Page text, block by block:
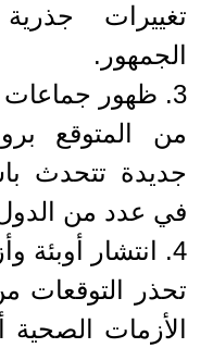
تغييرات
الجمهور.
3. ظهور جماعات وطوائف دينية جديدة
من المتوقع
جديدة تتحدث
في عدد من
4. انتشار أوبئة وأزمات صحية عالمية
تحذر التوقعات
الأزمات